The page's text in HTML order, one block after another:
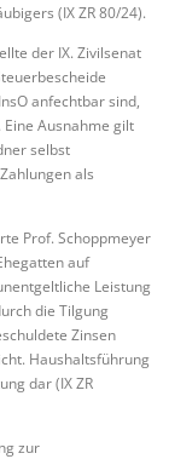
(IX ZR 80/24).
der IX. Zivilsenat
anfechtbar sind,
Ausnahme gilt
selbst
als
Prof. Schoppmeyer
auf
Leistung
die Tilgung
Zinsen
Haushaltsführung
dar (IX ZR
zur